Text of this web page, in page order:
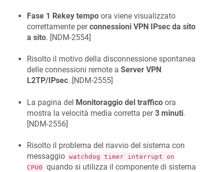
Fase 1 Rekey tempo ora viene visualizzato
correttamente perconnessioni VPN IPsec da sito
a sito. [NDM-2554]
Risolto il motivo della disconnessione spontanea
delle connessioni remote a Server VPN
L2TP/IPsec. [NDM-2555]
La pagina del Monitoraggio del traffico ora
mostra la velocità media corretta per3 minuti.
[NDM-2556]
Risolto il problema del riavvio del sistema con
messaggio watchdog timer interrupt on
CPU0 quando si utilizza il componente di sistema